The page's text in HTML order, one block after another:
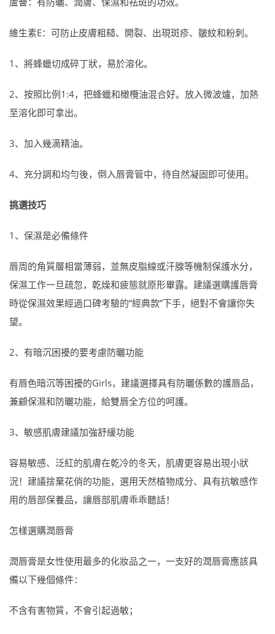
維生素E：可防止皮膚粗糙、開裂、出現斑疹、皺紋和粉刺。
1、將蜂蠟切成碎丁狀，易於溶化。
2、按照比例1:4，把蜂蠟和橄欖油混合好。放入微波爐，加熱
至溶化即可拿出。
3、加入幾滴精油。
4、充分調和均勻後，倒入唇膏管中，待自然凝固即可使用。
挑選技巧
1、保濕是必備條件
唇周的角質層相當薄弱，並無皮脂線或汗腺等機制保護水分，
保濕工作一旦疏忽，乾燥和疲態就原形畢露。建議選購護唇膏
時從保濕效果經過口碑考驗的“經典款”下手，絕對不會讓你失
望。
2、有暗沉困擾的要考慮防曬功能
有唇色暗沉等困擾的Girls，建議選擇具有防曬係數的護唇品，
兼顧保濕和防曬功能，給雙唇全方位的呵護。
3、敏感肌膚建議加強舒緩功能
容易敏感、泛紅的肌膚在乾冷的冬天，肌膚更容易出現小狀
況！建議捨棄花俏的功能，選用天然植物成分、具有抗敏感作
用的唇部保養品，讓唇部肌膚乖乖聽話！
怎樣選購潤唇膏
潤唇膏是女性使用最多的化妝品之一，一支好的潤唇膏應該具
備以下幾個條件：
不含有害物質，不會引起過敏；